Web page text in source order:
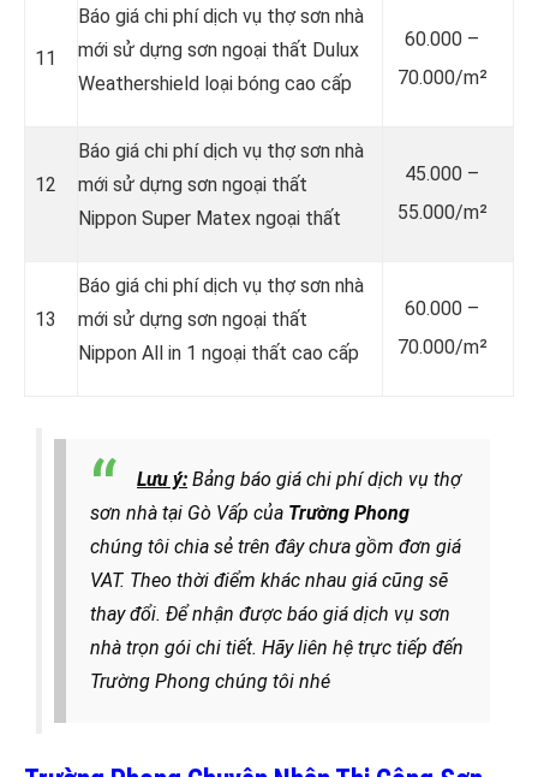
11
Báo giá chi phí dịch vụ thợ sơn nhà
mới sử dựng sơn ngoại thất Dulux
Weathershield loại bóng cao cấp
60.000 –
70.000/m²
12
Báo giá chi phí dịch vụ thợ sơn nhà
mới sử dựng sơn ngoại thất
Nippon Super Matex ngoại thất
45.000 –
55.000/m²
13
Báo giá chi phí dịch vụ thợ sơn nhà
mới sử dựng sơn ngoại thất
Nippon All in 1 ngoại thất cao cấp
60.000 –
70.000/m²
Lưu ý: Bảng báo giá chi phí dịch vụ thợ
sơn nhà tại Gò Vấp của Trường Phong
chúng tôi chia sẻ trên đây chưa gồm đơn giá
VAT. Theo thời điểm khác nhau giá cũng sẽ
thay đổi. Để nhận được báo giá dịch vụ sơn
nhà trọn gói chi tiết. Hãy liên hệ trực tiếp đến
Trường Phong chúng tôi nhé